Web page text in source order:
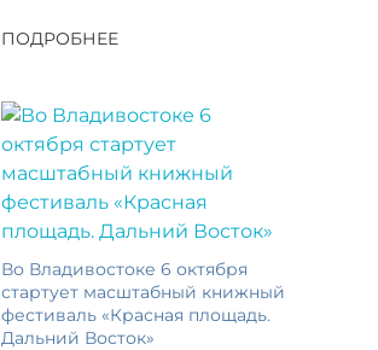
ПОДРОБНЕЕ
Во Владивостоке 6 октября
стартует масштабный книжный
фестиваль «Красная площадь.
Дальний Восток»